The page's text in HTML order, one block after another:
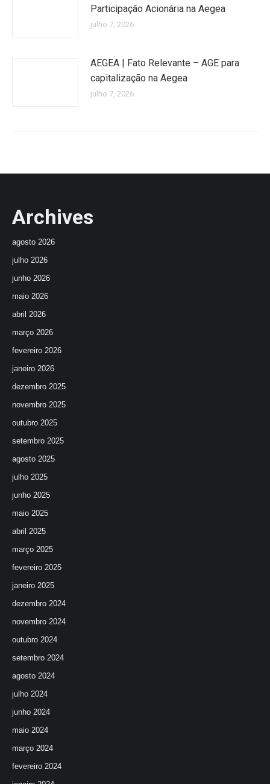
Participação Acionária na Aegea
julho 7, 2026
AEGEA | Fato Relevante – AGE para
capitalização na Aegea
julho 7, 2026
Archives
agosto 2026
julho 2026
junho 2026
maio 2026
abril 2026
março 2026
fevereiro 2026
janeiro 2026
dezembro 2025
novembro 2025
outubro 2025
setembro 2025
agosto 2025
julho 2025
junho 2025
maio 2025
abril 2025
março 2025
fevereiro 2025
janeiro 2025
dezembro 2024
novembro 2024
outubro 2024
setembro 2024
agosto 2024
julho 2024
junho 2024
maio 2024
março 2024
fevereiro 2024